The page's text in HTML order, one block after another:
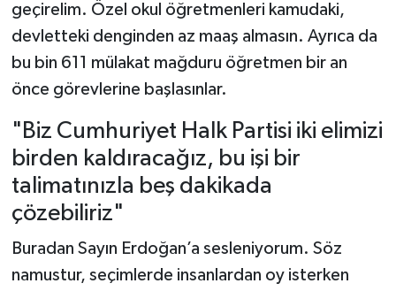
geçirelim. Özel okul öğretmenleri kamudaki,
devletteki denginden az maaş almasın. Ayrıca da
bu bin 611 mülakat mağduru öğretmen bir an
önce görevlerine başlasınlar.
"Biz Cumhuriyet Halk Partisi iki elimizi
birden kaldıracağız, bu işi bir
talimatınızla beş dakikada
çözebiliriz"
Buradan Sayın Erdoğan’a sesleniyorum. Söz
namustur, seçimlerde insanlardan oy isterken